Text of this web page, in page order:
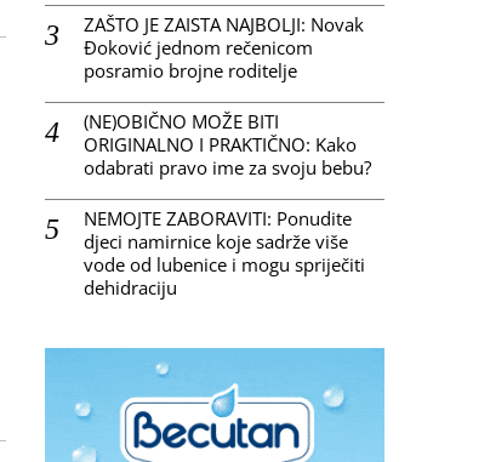
ZAŠTO JE ZAISTA NAJBOLJI: Novak
Đoković jednom rečenicom
posramio brojne roditelje
(NE)OBIČNO MOŽE BITI
ORIGINALNO I PRAKTIČNO: Kako
odabrati pravo ime za svoju bebu?
NEMOJTE ZABORAVITI: Ponudite
djeci namirnice koje sadrže više
vode od lubenice i mogu spriječiti
dehidraciju